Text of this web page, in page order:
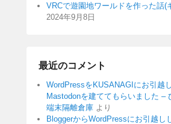
VRCで遊園地ワールドを作った話(
2024年9月8日
最近のコメント
WordPressをKUSANAGIにお引越
Mastodonを建ててもらいました –
端末隔離倉庫 より
BloggerからWordPressにお引越し